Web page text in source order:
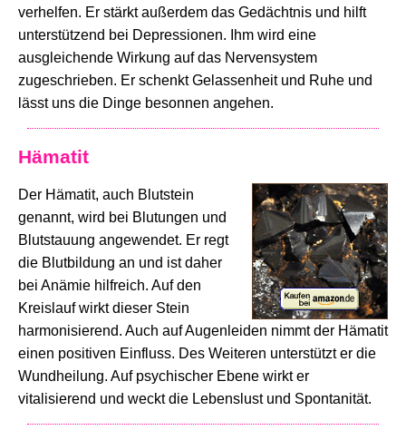
verhelfen. Er stärkt außerdem das Gedächtnis und hilft
unterstützend bei Depressionen. Ihm wird eine
ausgleichende Wirkung auf das Nervensystem
zugeschrieben. Er schenkt Gelassenheit und Ruhe und
lässt uns die Dinge besonnen angehen.
Hämatit
Der Hämatit, auch Blutstein
genannt, wird bei Blutungen und
Blutstauung angewendet. Er regt
die Blutbildung an und ist daher
bei Anämie hilfreich. Auf den
Kreislauf wirkt dieser Stein
harmonisierend. Auch auf Augenleiden nimmt der Hämatit
einen positiven Einfluss. Des Weiteren unterstützt er die
Wundheilung. Auf psychischer Ebene wirkt er
vitalisierend und weckt die Lebenslust und Spontanität.